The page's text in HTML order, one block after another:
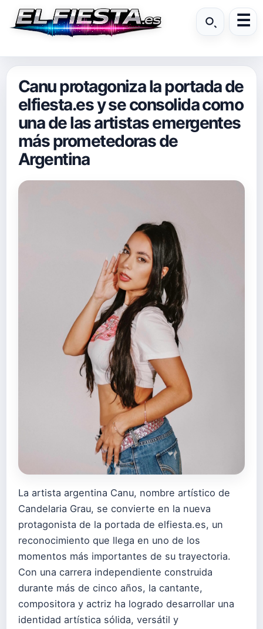
Canu protagoniza la portada de
elfiesta.es y se consolida como
una de las artistas emergentes
más prometedoras de
Argentina
La artista argentina Canu, nombre artístico de
Candelaria Grau, se convierte en la nueva
protagonista de la portada de elfiesta.es, un
reconocimiento que llega en uno de los
momentos más importantes de su trayectoria.
Con una carrera independiente construida
durante más de cinco años, la cantante,
compositora y actriz ha logrado desarrollar una
identidad artística sólida, versátil y